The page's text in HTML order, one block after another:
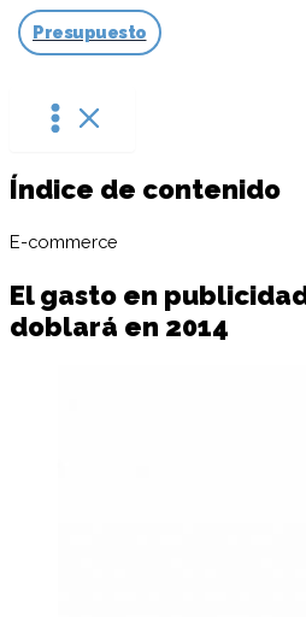
Presupuesto
Índice de contenido
E-commerce
El gasto en
doblará en 2014